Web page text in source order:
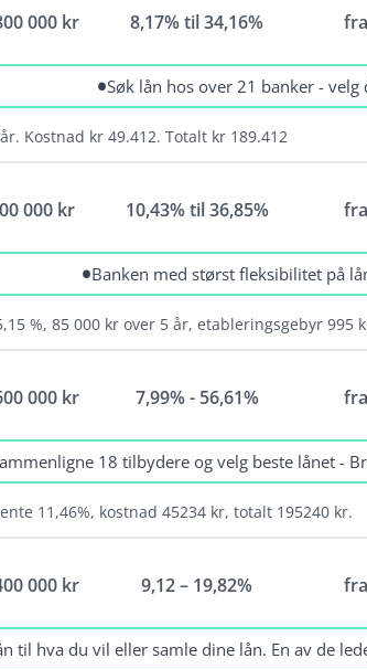
Minimum alder: 20 år
Krav til inntekt: 120 000
Bet. anmerkninger: Ja, men
000 kr 8,17% til 34,16%
•Søk lån hos over 21 banker -
Kostnad kr 49.412. Totalt kr 189.412
Alderskrav: 20 - 70 år
Inntektskrav: 120 000 kr
Bodd i Norge i minst 3 år og ha
000 kr 10,43% til 36,85%
•Banken med størst fleksibilitet på
%, 85 000 kr over 5 år, etableringsgebyr 995
vil
Alder: 20 år
Kunne dokumentere fast inntekt
Ikke ha betalingsanmerkninger
000 kr 7,99% - 56,61%
18 tilbydere og velg beste lånet -
11,46%, kostnad 45234 kr, totalt 195240 kr.
Du er fylt 25 år
Årsinntekt på minst 200 000 kr
inntekt
000 kr 9,12 – 19,82%
til hva du vil eller samle dine lån. En av de